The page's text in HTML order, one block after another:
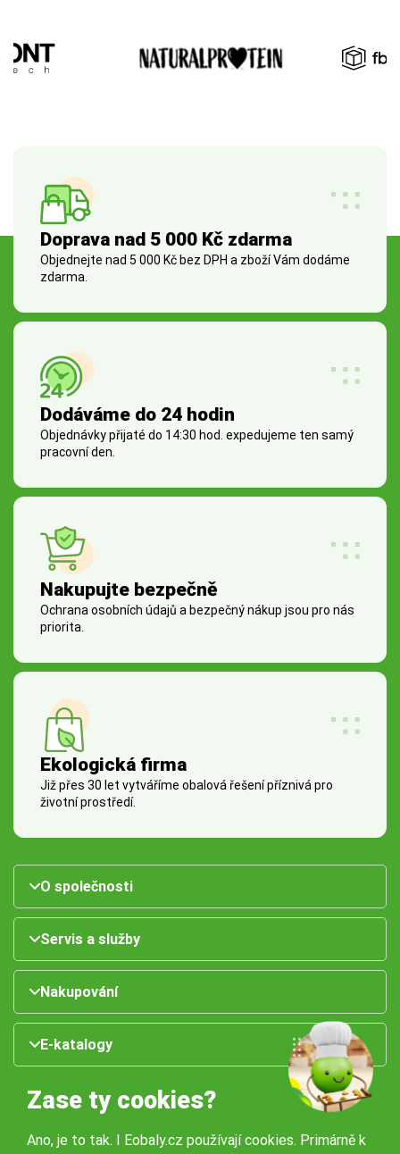
Doprava nad 5 000 Kč zdarma
Objednejte nad 5 000 Kč bez DPH a zboží Vám dodáme
zdarma.
Dodáváme do 24 hodin
Objednávky přijaté do 14:30 hod. expedujeme ten samý
pracovní den.
Nakupujte bezpečně
Ochrana osobních údajů a bezpečný nákup jsou pro nás
priorita.
Ekologická firma
Již přes 30 let vytváříme obalová řešení příznivá pro
životní prostředí.
O společnosti
Servis a služby
Nakupování
E-katalogy
Zase ty cookies?
Ano, je to tak. I Eobaly.cz používají cookies. Primárně k